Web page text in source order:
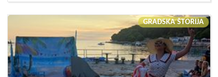
GRADSKA ŠTORIJA